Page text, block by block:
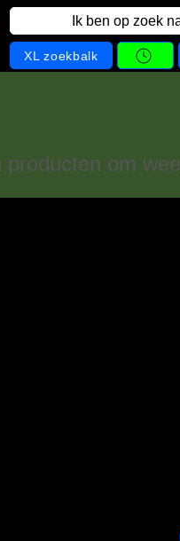
Ik ben op zoek
XL zoekbalk
om